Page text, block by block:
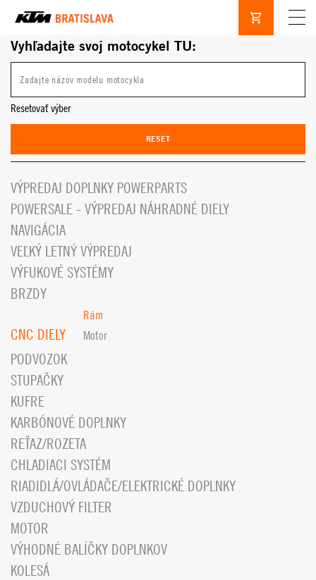
Vyhľadajte svoj motocykel TU:
Resetovať výber
RESET
VÝPREDAJ DOPLNKY POWERPARTS
POWERSALE - VÝPREDAJ NÁHRADNÉ DIELY
NAVIGÁCIA
VEĽKÝ LETNÝ VÝPREDAJ
VÝFUKOVÉ SYSTÉMY
BRZDY
CNC DIELY
Rám
Motor
PODVOZOK
STUPAČKY
KUFRE
KARBÓNOVÉ DOPLNKY
REŤAZ/ROZETA
CHLADIACI SYSTÉM
RIADIDLÁ/OVLÁDAČE/ELEKTRICKÉ DOPLNKY
VZDUCHOVÝ FILTER
MOTOR
VÝHODNÉ BALÍČKY DOPLNKOV
KOLESÁ